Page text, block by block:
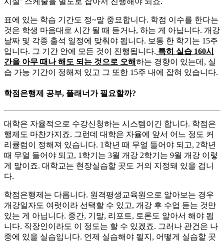
​표에 있는 학습 기간도 정~말 중요합니다. 학점 이수를 한다는
것은 학생 마음대로 시간 될 때 듣거나, 하는 게 아닙니다. 개강
날짜 및 각종 출석 일정에 맞춰야 됩니다. 보통 한 학기는 15주
입니다. 그 기간 안에 모든 것이 진행됩니다. 특히 실습 160시
간을 아무 때나 해도 되는 것으로 오해하는 경향이 있는데, 실
습 가능 기간이 정해져 있고 그 또한 15주 내에 잡혀 있습니다.
학점은행제 공부, 플래너가 필요할까?
대학은 자율적으로 수강신청하는 시스템이긴 합니다. 학점은
행제도 마찬가지죠. 그런데 대학은 자율에 앞서 어느 정도 커
리큘럼이 정해져 있습니다. 1학년 때 무얼 들어야 되고, 2학년
때 무얼 들어야 되고, 1학기는 3월 개강 2학기는 9월 개강 이렇
게 말이죠. 대학교는 현장실습할 곳도 거의 지정돼 있을 겁니
다.
​학점은행제는 다릅니다. 원격평생교육원으로 알아보는 경우
개강일자도 여럿이라 선택할 수 있고, 개강 후 수업 듣는 것만
있는 게 아닙니다. 중간, 기말, 리포트, 토론도 알아서 해야 됩
니다. 직장인이라도 이 정도는 할 수 있겠죠. 그러나 관건은 나
중에 있을 실습입니다. 언제 실습해야 될지, 어떻게 실습할 곳